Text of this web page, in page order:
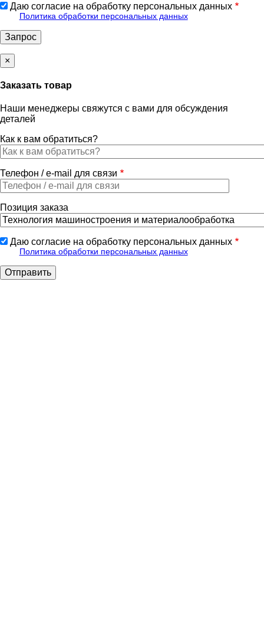
Даю согласие на обработку персональных данных
Политика обработки персональных данных
×
Заказать товар
Наши менеджеры свяжутся с вами для обсуждения
деталей
Как к вам обратиться?
Телефон / e-mail для связи
Позиция заказа
Даю согласие на обработку персональных данных
Политика обработки персональных данных